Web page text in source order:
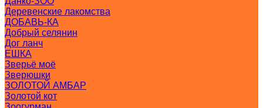
Деревенские лакомства
ДОБАВЬ-КА
Добрый селянин
Дог ланч
ЕШКА
Зверьё моё
Зверюшки
ЗОЛОТОЙ АМБАР
Золотой кот